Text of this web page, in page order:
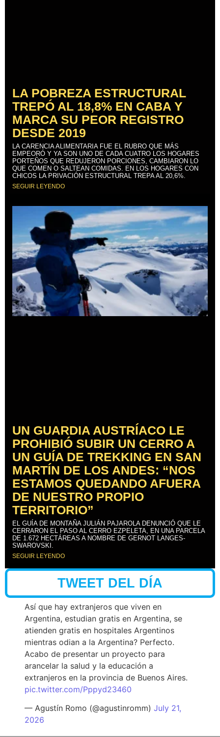
LA POBREZA ESTRUCTURAL
TREPÓ AL 18,8% EN CABA Y
MARCA SU PEOR REGISTRO
DESDE 2019
LA CARENCIA ALIMENTARIA FUE EL RUBRO QUE MÁS
EMPEORÓ Y YA SON UNO DE CADA CUATRO LOS HOGARES
PORTEÑOS QUE REDUJERON PORCIONES, CAMBIARON LO
QUE COMEN O SALTEAN COMIDAS. EN LOS HOGARES CON
CHICOS LA PRIVACIÓN ESTRUCTURAL TREPA AL 20,6%.
SEGUIR LEYENDO
UN GUARDIA AUSTRÍACO LE
PROHIBIÓ SUBIR UN CERRO A
UN GUÍA DE TREKKING EN SAN
MARTÍN DE LOS ANDES: “NOS
ESTAMOS QUEDANDO AFUERA
DE NUESTRO PROPIO
TERRITORIO”
EL GUÍA DE MONTAÑA JULIÁN PAJAROLA DENUNCIÓ QUE LE
CERRARON EL PASO AL CERRO EZPELETA, EN UNA PARCELA
DE 1.672 HECTÁREAS A NOMBRE DE GERNOT LANGES-
SWAROVSKI.
SEGUIR LEYENDO
TWEET DEL DÍA
Así que hay extranjeros que viven en
Argentina, estudian gratis en Argentina, se
atienden gratis en hospitales Argentinos
mientras odian a la Argentina? Perfecto.
Acabo de presentar un proyecto para
arancelar la salud y la educación a
extranjeros en la provincia de Buenos Aires.
pic.twitter.com/Pppyd23460
— Agustín Romo (@agustinromm) July 21,
2026